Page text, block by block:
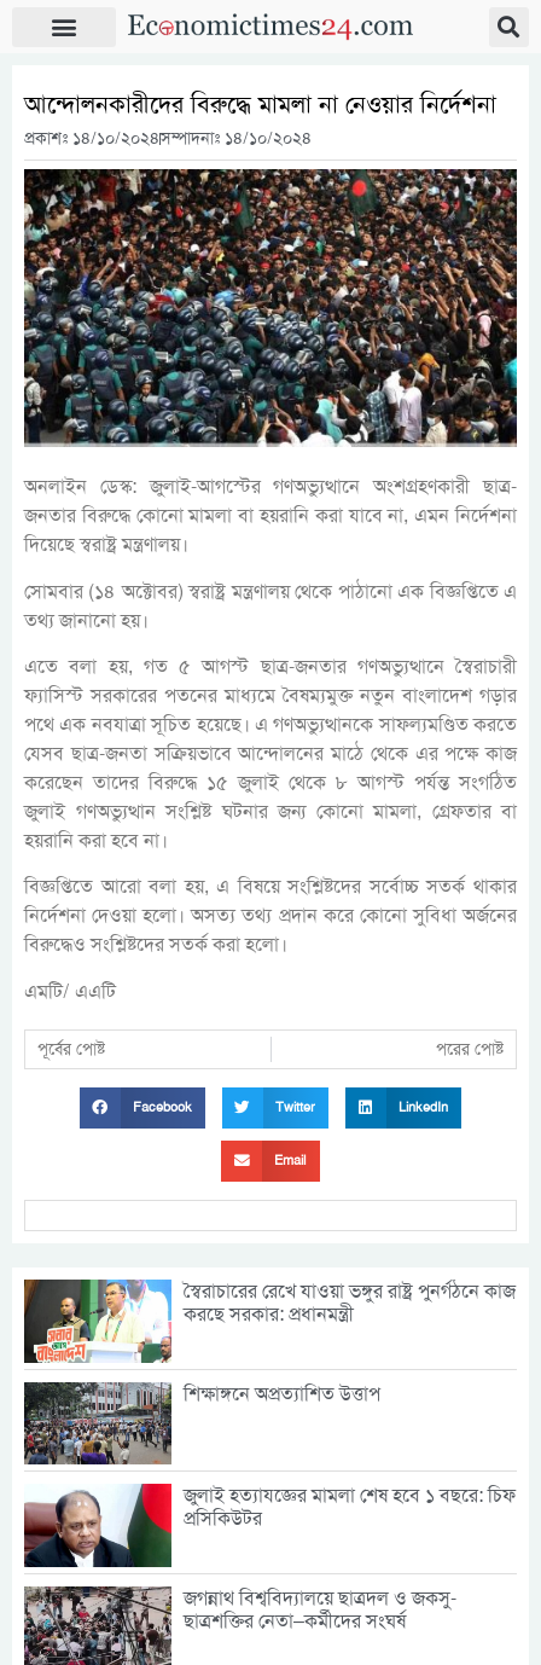
আন্দোলনকারীদের বিরুদ্ধে মামলা না নেওয়ার নির্দেশনা
প্রকাশঃ ১৪/১০/২০২৪সম্পাদনাঃ ১৪/১০/২০২৪
অনলাইন ডেস্ক: জুলাই-আগস্টের গণঅভ্যুত্থানে অংশগ্রহণকারী ছাত্র-
জনতার বিরুদ্ধে কোনো মামলা বা হয়রানি করা যাবে না, এমন নির্দেশনা
দিয়েছে স্বরাষ্ট্র মন্ত্রণালয়।
সোমবার (১৪ অক্টোবর) স্বরাষ্ট্র মন্ত্রণালয় থেকে পাঠানো এক বিজ্ঞপ্তিতে এ
তথ্য জানানো হয়।
এতে বলা হয়, গত ৫ আগস্ট ছাত্র-জনতার গণঅভ্যুত্থানে স্বৈরাচারী
ফ্যাসিস্ট সরকারের পতনের মাধ্যমে বৈষম্যমুক্ত নতুন বাংলাদেশ গড়ার
পথে এক নবযাত্রা সূচিত হয়েছে। এ গণঅভ্যুত্থানকে সাফল্যমণ্ডিত করতে
যেসব ছাত্র-জনতা সক্রিয়ভাবে আন্দোলনের মাঠে থেকে এর পক্ষে কাজ
করেছেন তাদের বিরুদ্ধে ১৫ জুলাই থেকে ৮ আগস্ট পর্যন্ত সংগঠিত
জুলাই গণঅভ্যুত্থান সংশ্লিষ্ট ঘটনার জন্য কোনো মামলা, গ্রেফতার বা
হয়রানি করা হবে না।
বিজ্ঞপ্তিতে আরো বলা হয়, এ বিষয়ে সংশ্লিষ্টদের সর্বোচ্চ সতর্ক থাকার
নির্দেশনা দেওয়া হলো। অসত্য তথ্য প্রদান করে কোনো সুবিধা অর্জনের
বিরুদ্ধেও সংশ্লিষ্টদের সতর্ক করা হলো।
এমটি/ এএটি
পূর্বের পোষ্ট পরের পোষ্ট
Facebook Twitter LinkedIn
Email
স্বৈরাচারের রেখে যাওয়া ভঙ্গুর রাষ্ট্র পুনর্গঠনে কাজ
করছে সরকার: প্রধানমন্ত্রী
শিক্ষাঙ্গনে অপ্রত্যাশিত উত্তাপ
জুলাই হত্যাযজ্ঞের মামলা শেষ হবে ১ বছরে: চিফ
প্রসিকিউটর
জগন্নাথ বিশ্ববিদ্যালয়ে ছাত্রদল ও জকসু-
ছাত্রশক্তির নেতা–কর্মীদের সংঘর্ষ